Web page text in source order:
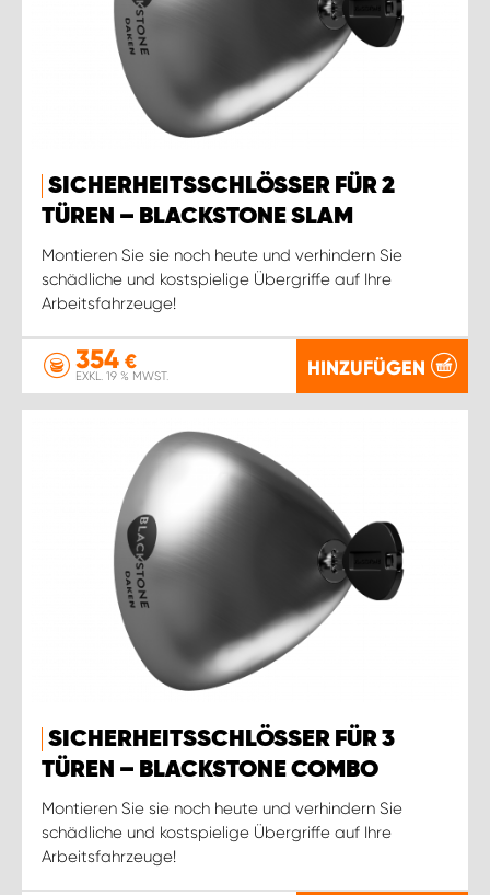
SICHERHEITSSCHLÖSSER FÜR 2
TÜREN – BLACKSTONE SLAM
Montieren Sie sie noch heute und verhindern Sie
schädliche und kostspielige Übergriffe auf Ihre
Arbeitsfahrzeuge!
354 €
EXKL. 19 % MWST. HINZUFÜGEN
SICHERHEITSSCHLÖSSER FÜR 3
TÜREN – BLACKSTONE COMBO
Montieren Sie sie noch heute und verhindern Sie
schädliche und kostspielige Übergriffe auf Ihre
Arbeitsfahrzeuge!